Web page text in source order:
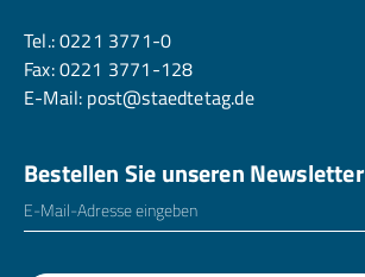
Tel.:0221 3771-0
Fax: 0221 3771-128
E-Mail: post@staedtetag.de
Bestellen Sie unseren Newsletter
E-Mailadresse